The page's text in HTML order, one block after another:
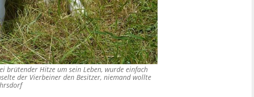
brütender Hitze um sein Leben, wurde einfach
der Vierbeiner den Besitzer, niemand wollte